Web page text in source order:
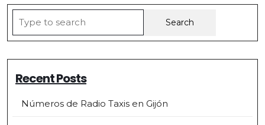
for:
Recent Posts
Números de Radio Taxis en Gijón